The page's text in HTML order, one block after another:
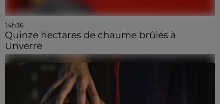
14h36
Quinze hectares de chaume brûlés à
Unverre